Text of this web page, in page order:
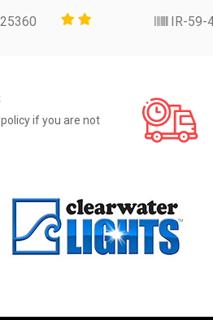
CY-57
if you are not